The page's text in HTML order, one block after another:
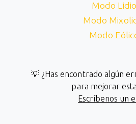
Modo Lidio
Modo
Modo
💡 ¿Has encontrado algún
para mejorar
Escríbenos un